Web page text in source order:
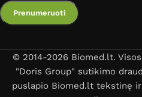
© 2014-2026 Biomed.lt.
"Doris Group" sutikimo
puslapio Biomed.lt tekstinę